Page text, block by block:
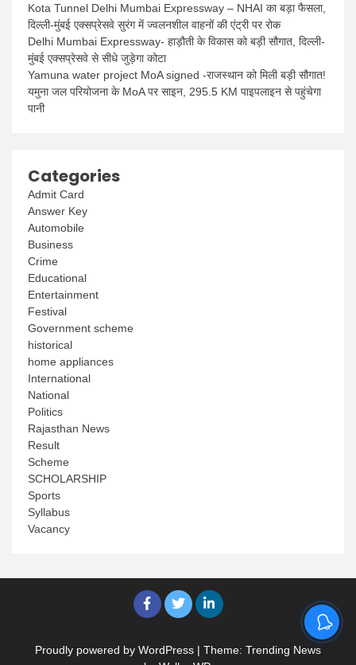
Kota Tunnel Delhi Mumbai Expressway – NHAI का बड़ा फैसला,
दिल्ली-मुंबई एक्सप्रेसवे सुरंग में ज्वलनशील वाहनों की एंट्री पर रोक
Delhi Mumbai Expressway- हाड़ौती के विकास को बड़ी सौगात, दिल्ली-
मुंबई एक्सप्रेसवे से सीधे जुड़ेगा कोटा
Yamuna water project MoA signed -राजस्थान को मिली बड़ी सौगात!
यमुना जल परियोजना के MoA पर साइन, 295.5 KM पाइपलाइन से पहुंचेगा
पानी
Categories
Admit Card
Answer Key
Automobile
Business
Crime
Educational
Entertainment
Festival
Government scheme
historical
home appliances
International
National
Politics
Rajasthan News
Result
Scheme
SCHOLARSHIP
Sports
Syllabus
Vacancy
Proudly powered by WordPress | Theme: Trending News